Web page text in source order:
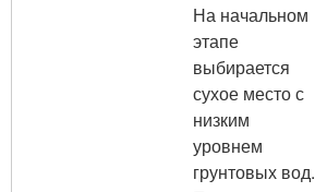
На начальном
этапе
выбирается
сухое место с
низким
уровнем
грунтовых вод.